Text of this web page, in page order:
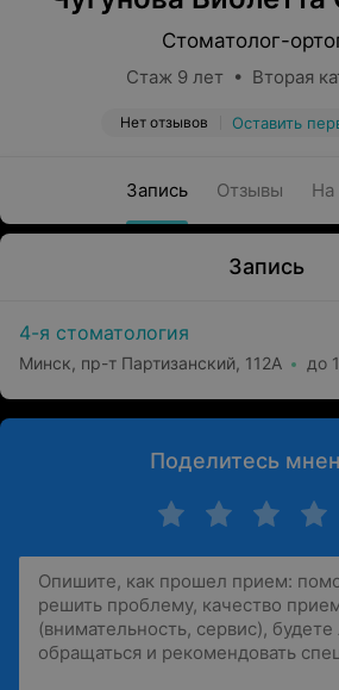
Стоматолог-
Стаж 9 лет • Вторая
Нет отзывов Оставить
Запись Отзывы На
Запись
4-я стоматология
Минск, пр-т Партизанский, 112А до
Поделитесь